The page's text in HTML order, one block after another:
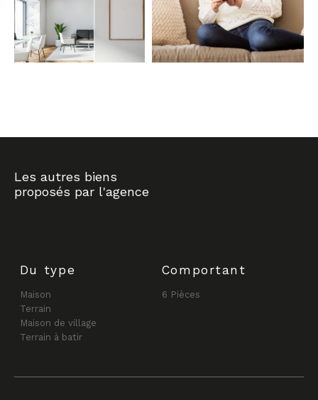
Les autres biens
proposés par l'agence
Du type
Maison
Terrain
Maison de village
Terrain à batir
Comportant
6 Pièces
COUPS DE COEUR EXCLUSIVITÉS